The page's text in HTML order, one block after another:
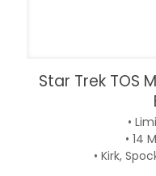
Star Trek TOS
•
• 14
• Kirk,